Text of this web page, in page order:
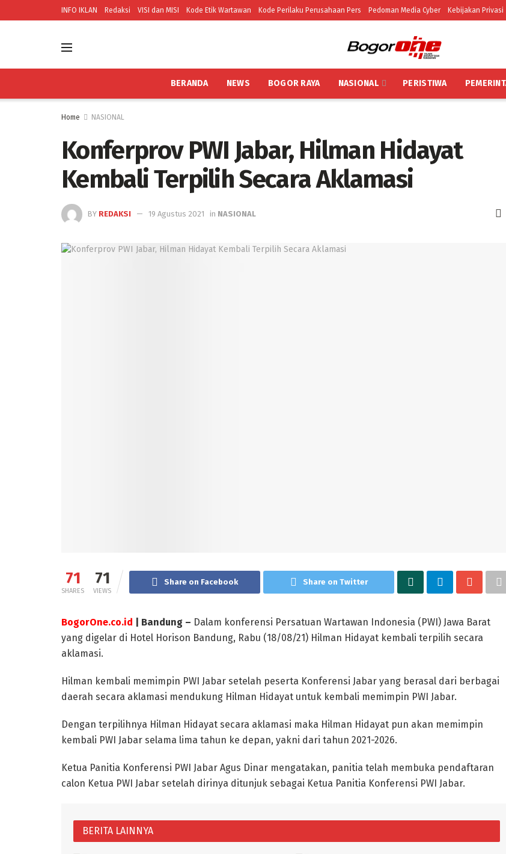
INFO IKLAN Redaksi VISI dan MISI Kode Etik Wartawan Kode Perilaku Perusahaan Pers Pedoman Media Cyber Kebijakan Privasi
BERANDA NEWS BOGOR RAYA NASIONAL PERISTIWA
Home NASIONAL
Konferprov PWI Jabar, Hilman Hidayat
Kembali Terpilih Secara Aklamasi
BY REDAKSI 19 Agustus 2021 in NASIONAL
71
SHARES
71
VIEWS
Share on Facebook Share on Twitter
BogorOne.co.id | Bandung – Dalam konferensi Persatuan Wartawan Indonesia (PWI) Jawa Barat
yang digelar di Hotel Horison Bandung, Rabu (18/08/21) Hilman Hidayat kembali terpilih secara
aklamasi.
Hilman kembali memimpin PWI Jabar setelah peserta Konferensi Jabar yang berasal dari berbagai
daerah secara aklamasi mendukung Hilman Hidayat untuk kembali memimpin PWI Jabar.
Dengan terpilihnya Hilman Hidayat secara aklamasi maka Hilman Hidayat pun akan memimpin
kembali PWI Jabar selama lima tahun ke depan, yakni dari tahun 2021-2026.
Ketua Panitia Konferensi PWI Jabar Agus Dinar mengatakan, panitia telah membuka pendaftaran
calon Ketua PWI Jabar setelah dirinya ditunjuk sebagai Ketua Panitia Konferensi PWI Jabar.
BERITA LAINNYA